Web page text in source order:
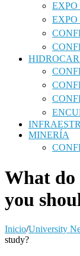
EXPO
MINERÍA
What do
you
Inicio/University
study?